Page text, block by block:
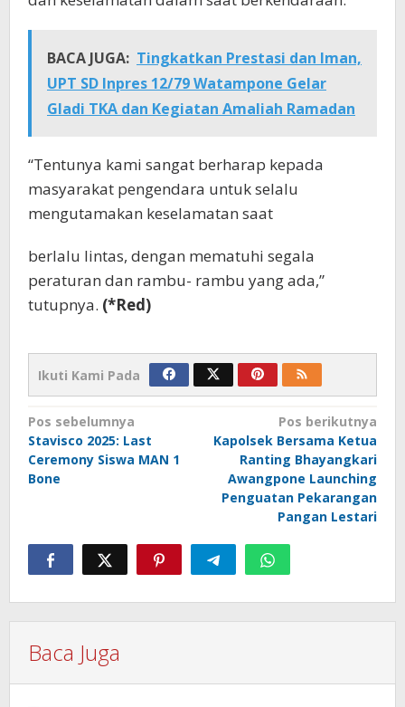
BACA JUGA: Tingkatkan Prestasi dan Iman,
UPT SD Inpres 12/79 Watampone Gelar
Gladi TKA dan Kegiatan Amaliah Ramadan
“Tentunya kami sangat berharap kepada
masyarakat pengendara untuk selalu
mengutamakan keselamatan saat
berlalu lintas, dengan mematuhi segala
peraturan dan rambu- rambu yang ada,”
tutupnya. (*Red)
Ikuti Kami Pada
Navigasi
pos
Pos sebelumnya
Stavisco 2025: Last
Ceremony Siswa MAN 1
Bone
Pos berikutnya
Kapolsek Bersama Ketua
Ranting Bhayangkari
Awangpone Launching
Penguatan Pekarangan
Pangan Lestari
Baca Juga